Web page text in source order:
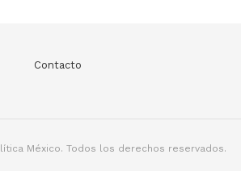
Contacto
México. Todos los derechos reservados.